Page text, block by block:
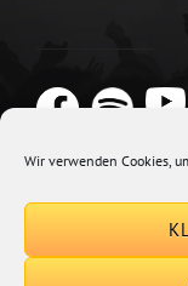
Wir verwenden Cookies,